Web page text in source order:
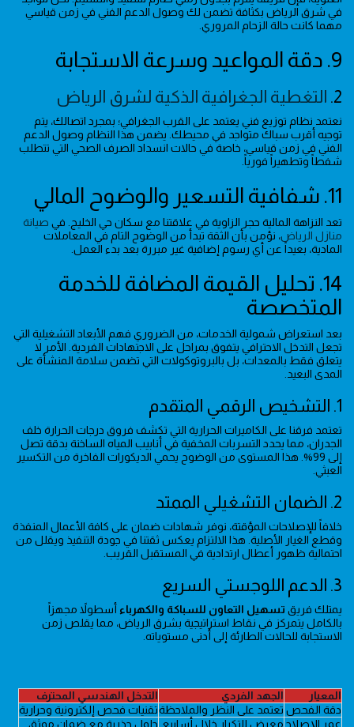
في شرق الرياض بكثافة تضمن لك وصول الدعم الفني في زمن قياسي
مهما كانت حالة الزحام المروري.
9. دقة المواعيد وسرعة الاستجابة
2. التغطية الجغرافية الذكية لشرق الرياض
نعتمد نظام توزيع فني يعتمد على القرب الجغرافي؛ بمجرد اتصالك، يتم
توجيه أقرب سباك متواجد في محيطك. يضمن هذا النظام وصول الدعم
الفني في زمن قياسي، خاصة في حالات انسداد الصرف الصحي التي تتطلب
شفطاً وتطهيراً فورياً.
11. شفافية التسعير والوضوح المالي
تعد النزاهة المالية حجر الزاوية في علاقتنا مع سكان حي الخليج. في صيانة
منازل الرياض، نؤمن بأن الثقة تبدأ من الوضوح التام في المعاملات
المادية، بعيداً عن أي رسوم إضافية غير مبررة بعد بدء العمل.
14. تحليل القيمة المضافة للخدمة
المتخصصة
بعد استعراض شمولية الخدمات، من الضروري فهم الأبعاد التشغيلية التي
تجعل التدخل الاحترافي يتفوق بمراحل على الاجتهادات الفردية. الأمر لا
يتعلق فقط بالمعدات، بل بالبروتوكولات التي تضمن سلامة المنشأة على
المدى البعيد.
1. التشخيص الرقمي المتقدم
تعتمد فرقنا على الكاميرات الحرارية التي تكشف فروق درجات الحرارة خلف
الجدران، مما يحدد التسربات المخفية في أنابيب المياه الساخنة بدقة تصل
إلى 99%. هذا المستوى من الوضوح يحمي الديكورات الفاخرة من التكسير
العبثي.
2. الضمان التشغيلي الممتد
خلافاً للإصلاحات المؤقتة، نوفر شهادات ضمان على كافة الأعمال المنفذة
وقطع الغيار الأصلية. هذا الالتزام يعكس ثقتنا في جودة التنفيذ ويقلل من
احتمالية ظهور أعطال ارتدادية في المستقبل القريب.
3. الدعم اللوجستي السريع
يمتلك فريق تسهيل التعاون للسباكة والكهرباء أسطولاً مجهزاً
بالكامل يتمركز في نقاط استراتيجية بشرق الرياض، مما يقلص زمن
الاستجابة للحالات الطارئة إلى أدنى مستوياته.
المعيار الجهد الفردي
التدخل الهندسي المحترف
دقة الفحص تعتمد على النظر والملاحظةتقنيات فحص إلكترونية وحرارية
عمر الإصلاح معرض للتكرار خلال أسابيع حلول جذرية مع ضمان موثق